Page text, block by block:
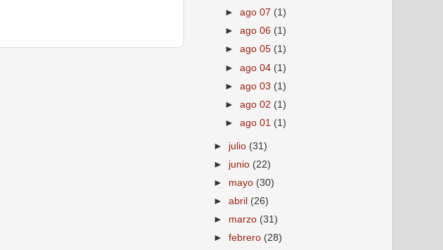
►ago 07 (1)
►ago 06 (1)
►ago 05 (1)
►ago 04 (1)
►ago 03 (1)
►ago 02 (1)
►ago 01 (1)
► julio (31)
► junio (22)
► mayo (30)
►abril (26)
► marzo (31)
►febrero (28)